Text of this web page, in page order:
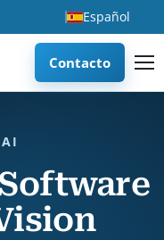
Español
Contacto